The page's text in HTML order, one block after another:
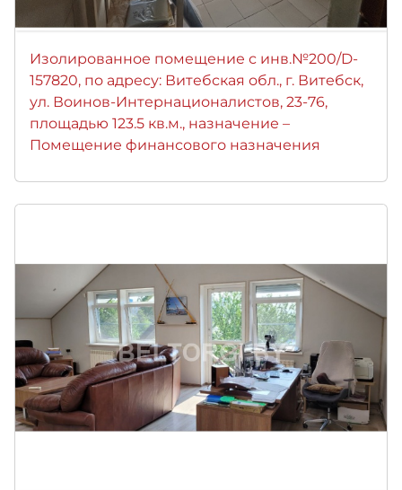
Изолированное помещение с инв.№200/D-
157820, по адресу: Витебская обл., г. Витебск,
ул. Воинов-Интернационалистов, 23-76,
площадью 123.5 кв.м., назначение –
Помещение финансового назначения